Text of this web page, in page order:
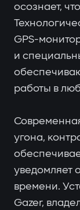
осознает,
GPS-
и
работы в
угона,
уведомляет
времени.
Gazer,